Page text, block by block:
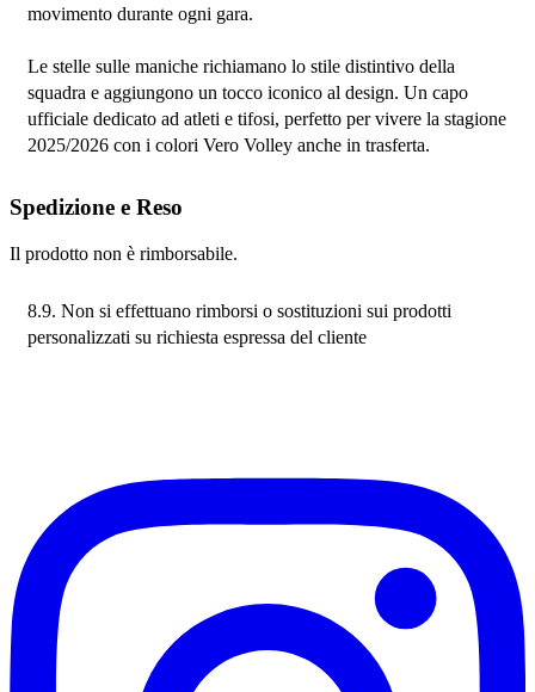
movimento durante ogni gara.
Le stelle sulle maniche richiamano lo stile distintivo della
squadra e aggiungono un tocco iconico al design. Un capo
ufficiale dedicato ad atleti e tifosi, perfetto per vivere la stagione
2025/2026 con i colori Vero Volley anche in trasferta.
Spedizione e Reso
Il prodotto non è rimborsabile.
8.9. Non si effettuano rimborsi o sostituzioni sui prodotti
personalizzati su richiesta espressa del cliente